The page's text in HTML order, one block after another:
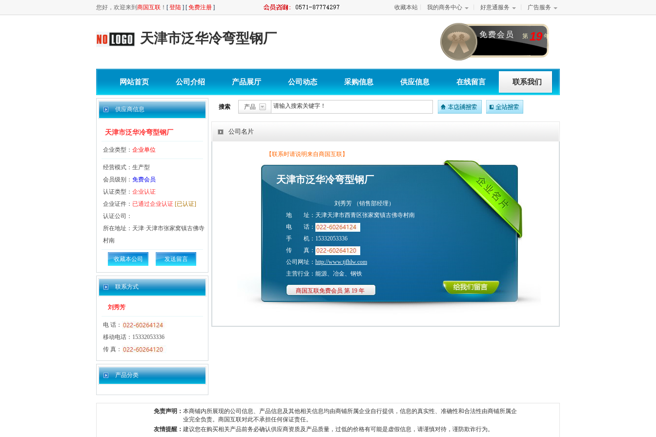
您好，欢迎来到 商国互联 ！ [登陆 ] [免费注册 ] 收藏本站 我的商务中心 好意通服务 广告服务
天津市泛华冷弯型钢厂 免费会员 第 19年
网站首页 公司介绍 产品展厅 公司动态 采购信息 供应信息 在线留言 联系我们
供应商信息
天津市泛华冷弯型钢厂
企业类型： 企业单位
经营模式：生产型
会员级别： 免费会员
认证类型： 企业认证
企业证件： 已通过企业认证 [已认证]
认证公司：
所在地址：天津·天津市张家窝镇古佛寺
村南
收藏本公司 发送留言
联系方式
刘秀芳
电 话：
移动电话：15332053336
传 真：
产品分类
搜索 产品
公司名片
【联系时请说明来自商国互联】
天津市泛华冷弯型钢厂
刘秀芳 （销售部经理）
地 址：天津天津市西青区张家窝镇古佛寺村南
电 话：
手 机：15332053336
传 真：
公司网址：http://www.tjfhlw.com
主营行业：能源、冶金、钢铁
商国互联免费会员 第 19 年
免责声明： 本商铺内所展现的公司信息、产品信息及其他相关信息均由商铺所属企业自行提供，信息的真实性、准确性和合法性由商铺所属企
业完全负责。商国互联对此不承担任何保证责任。
友情提醒： 建议您在购买相关产品前务必确认供应商资质及产品质量，过低的价格有可能是虚假信息，请谨慎对待，谨防欺诈行为。